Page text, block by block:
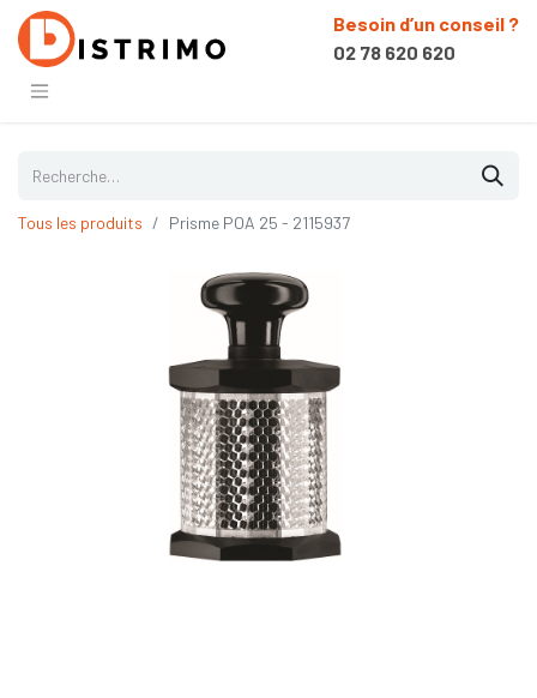
Besoin d’un conseil ?
02 78 620 620
Tous les produits Prisme POA 25 - 2115937